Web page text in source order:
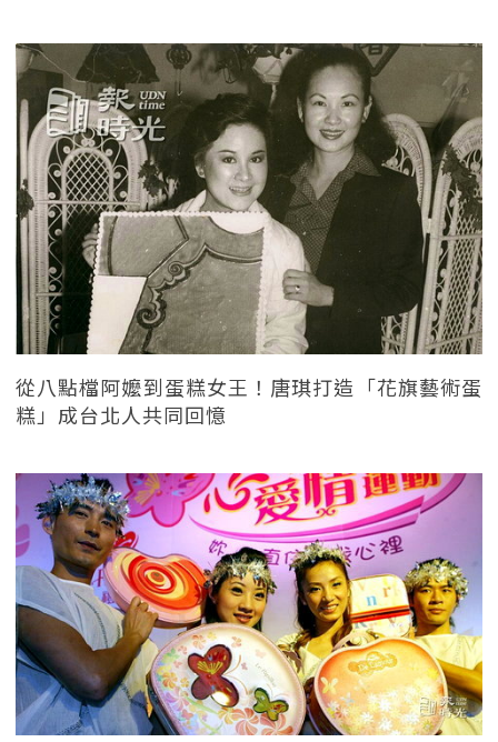
從八點檔阿嬤到蛋糕女王！唐琪打造「花旗藝術蛋
糕」成台北人共同回憶